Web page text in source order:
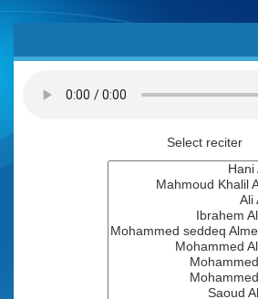
Select reciter